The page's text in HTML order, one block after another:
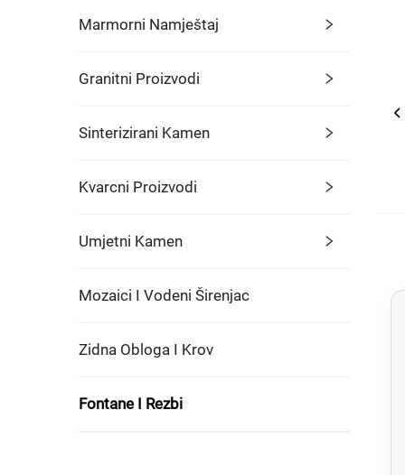
Marmorni Namještaj
Granitni Proizvodi
Sinterizirani Kamen
Kvarcni Proizvodi
Umjetni Kamen
Mozaici I Vodeni Širenjac
Zidna Obloga I Krov
Fontane I Rezbi